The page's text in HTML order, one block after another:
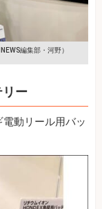
編集部・河野）
リー
動リール用バッ